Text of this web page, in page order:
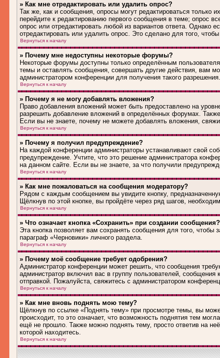
» Как мне отредактировать или удалить опрос?
Так же, как и сообщения, опросы могут редактироваться только
перейдите к редактированию первого сообщения в теме; опрос
опрос или отредактировать любой из вариантов ответа. Однако
отредактировать или удалить опрос. Это сделано для того,
Вернуться к началу
» Почему мне недоступны некоторые форумы?
Некоторые форумы доступны только определённым
темы и оставлять сообщения, совершать другие действия, вам
администратором конференции для получения такого разрешения.
Вернуться к началу
» Почему я не могу добавлять вложения?
Право добавления вложений может быть предоставлено на
разрешить добавление вложений в определённых форумах.
Если вы не знаете, почему не можете добавлять вложения,
Вернуться к началу
» Почему я получил предупреждение?
На каждой конференции администраторы устанавливают свой
предупреждение. Учтите, что это решение администратора
на данном сайте. Если вы не знаете, за что получили
Вернуться к началу
» Как мне пожаловаться на сообщения модератору?
Рядом с каждым сообщением вы увидите кнопку,
Щёлкнув по этой кнопке, вы пройдёте через ряд шагов,
Вернуться к началу
» Что означает кнопка «Сохранить» при создании сообщения?
Эта кнопка позволяет вам сохранять сообщения для того, чтобы
параграф «Черновики» личного раздела.
Вернуться к началу
» Почему моё сообщение требует одобрения?
Администратор конференции может решить, что сообщения
администратор включил вас в группу пользователей,
отправкой. Пожалуйста, свяжитесь с администратором
Вернуться к началу
» Как мне вновь поднять мою тему?
Щёлкнув по ссылке «Поднять тему» при просмотре темы, вы
происходит, то это означает, что возможность поднятия тем
ещё не прошло. Также можно поднять тему, просто ответив на
которой находитесь.
Вернуться к началу